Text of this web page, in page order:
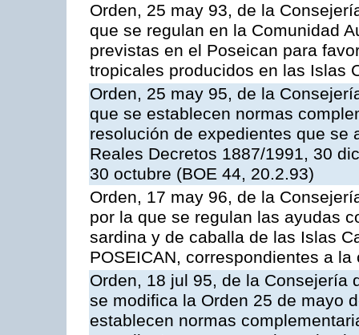
Orden, 25 may 93, de la
que se regulan en la Comunidad
previstas en el Poseican para
tropicales producidos en las Islas
Orden, 25 may 95, de la
que se establecen normas
resolución de expedientes que se
Reales Decretos 1887/1991, 30
30 octubre (BOE 44, 20.2.93)
Orden, 17 may 96, de la
por la que se regulan las ayudas
sardina y de caballa de las Islas
POSEICAN, correspondientes a
Orden, 18 jul 95, de la Consejería
se modifica la Orden 25 de mayo
establecen normas